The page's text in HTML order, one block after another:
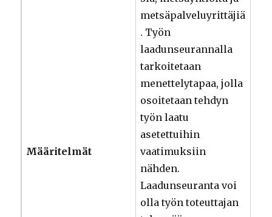
Määritelmät
metsäpalveluyrittäjiä
. Työn
laadunseurannalla
tarkoitetaan
menettelytapaa, jolla
osoitetaan tehdyn
työn laatu
asetettuihin
vaatimuksiin
nähden.
Laadunseuranta voi
olla työn toteuttajan